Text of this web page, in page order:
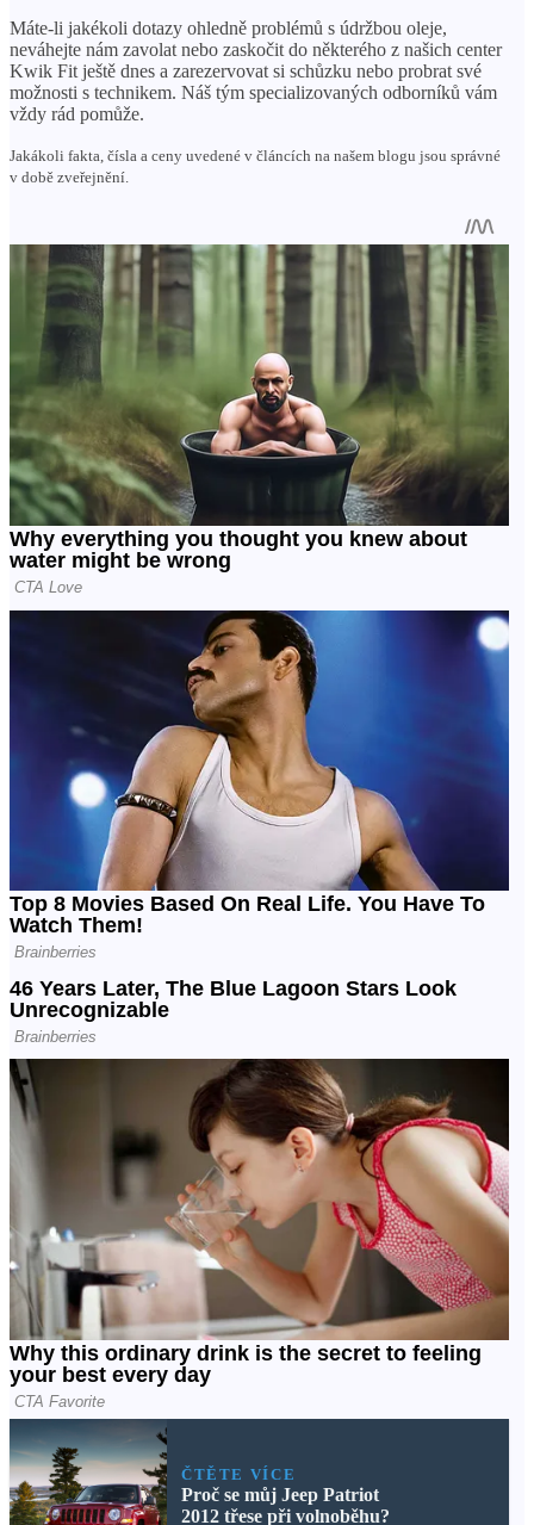
Máte-li jakékoli dotazy ohledně problémů s údržbou oleje,
neváhejte nám zavolat nebo zaskočit do některého z našich center
Kwik Fit ještě dnes a zarezervovat si schůzku nebo probrat své
možnosti s technikem. Náš tým specializovaných odborníků vám
vždy rád pomůže.
Jakákoli fakta, čísla a ceny uvedené v článcích na našem blogu jsou správné
v době zveřejnění.
ČTĚTE VÍCE
Proč se můj Jeep Patriot
2012 třese při volnoběhu?